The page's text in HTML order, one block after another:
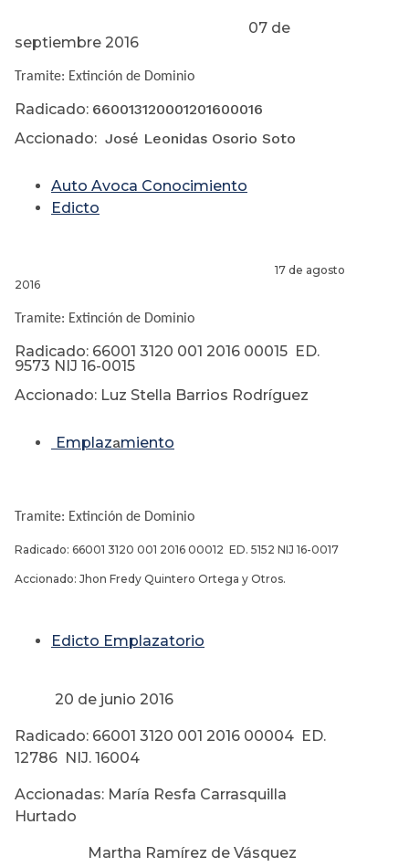
07 de
septiembre 2016
Tramite: Extinción de Dominio
Radicado: 660013120001201600016
Accionado: José Leonidas Osorio Soto
Auto Avoca Conocimiento
Edicto
17 de agosto
2016
Tramite: Extinción de Dominio
Radicado: 66001 3120 001 2016 00015 ED.
9573 NIJ 16-0015
Accionado: Luz Stella Barrios Rodríguez
Emplazamiento
Tramite: Extinción de Dominio
Radicado: 66001 3120 001 2016 00012 ED. 5152 NIJ 16-0017
Accionado: Jhon Fredy Quintero Ortega y Otros.
Edicto Emplazatorio
20 de junio 2016
Radicado: 66001 3120 001 2016 00004 ED.
12786 NIJ. 16004
Accionadas: María Resfa Carrasquilla
Hurtado
Martha Ramírez de Vásquez